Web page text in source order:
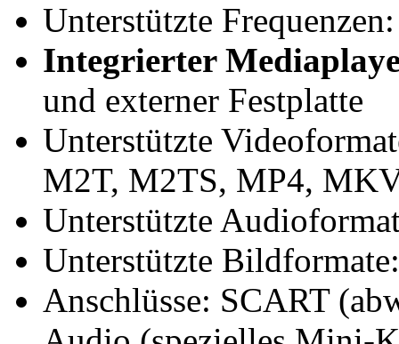
Unterstützte
Integrierter
und externer Festplatte
Unterstützte
M2T, M2TS, MP4,
Unterstützte
Unterstützte
Anschlüsse: SCART